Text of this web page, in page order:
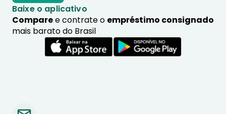
Baixe o aplicativo
Comparee contrate o empréstimo consignado
mais barato do Brasil